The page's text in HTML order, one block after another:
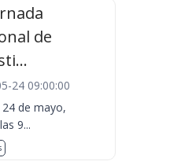
de
24 09:00:00
24 de mayo,
9...